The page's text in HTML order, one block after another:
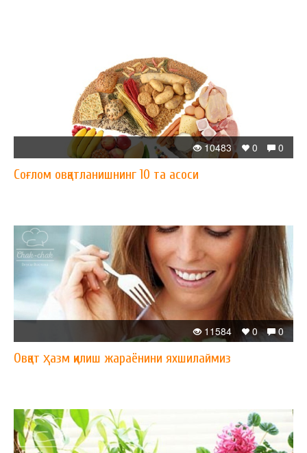
0
0
10483
Соғлом овқатланишнинг 10 та асоси
0
0
11584
Овқат ҳазм қилиш жараёнини яхшилаймиз